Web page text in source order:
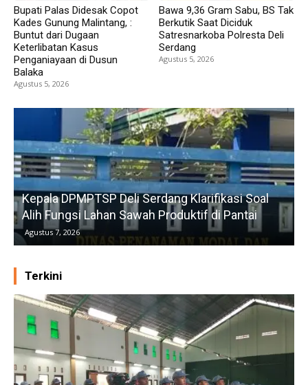
Bupati Palas Didesak Copot
Kades Gunung Malintang, :
Buntut dari Dugaan
Keterlibatan Kasus
Penganiayaan di Dusun
Balaka
Agustus 5, 2026
Bawa 9,36 Gram Sabu, BS Tak
Berkutik Saat Diciduk
Satresnarkoba Polresta Deli
Serdang
Agustus 5, 2026
Kepala DPMPTSP Deli Serdang Klarifikasi Soal
Alih Fungsi Lahan Sawah Produktif di Pantai
Agustus 7, 2026
Terkini